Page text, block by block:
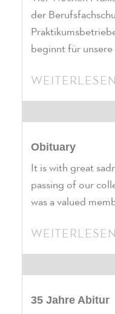
der
beginnt für unsere
WEITERLESEN
Obituary
It is with great
passing of our
was a valued
WEITERLESEN
35 Jahre Abitur